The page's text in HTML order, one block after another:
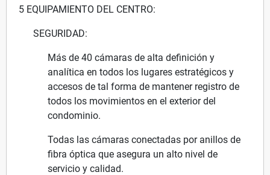
5 EQUIPAMIENTO DEL CENTRO:
SEGURIDAD:
Más de 40 cámaras de alta definición y
analítica en todos los lugares estratégicos y
accesos de tal forma de mantener registro de
todos los movimientos en el exterior del
condominio.
Todas las cámaras conectadas por anillos de
fibra óptica que asegura un alto nivel de
servicio y calidad.